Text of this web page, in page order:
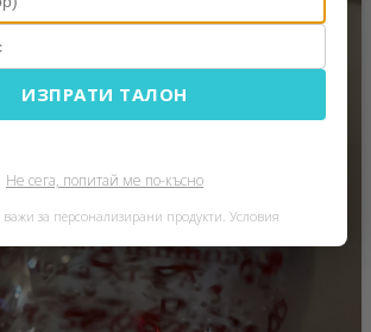
ИЗПРАТИ ТАЛОН
Не сега, попитай ме по-късно
важи за персонализирани продукти. Условия